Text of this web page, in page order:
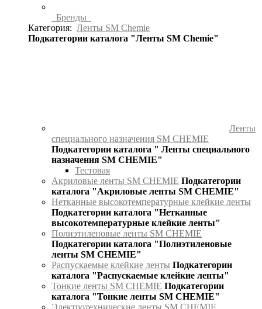
Бренды
Категория: Ленты SM Chemie
Подкатегории каталога "Ленты SM Chemie"
Ленты
специального назначения SM CHEMIE
Подкатегории каталога " Ленты специального
назначения SM CHEMIE"
Тестовая
Акриловые ленты SM CHEMIE Подкатегории
каталога "Акриловые ленты SM CHEMIE"
Нетканные высокотемпературные клейкие ленты
Подкатегории каталога "Нетканные
высокотемпературные клейкие ленты"
Полиэтиленовые ленты SM CHEMIE
Подкатегории каталога "Полиэтиленовые
ленты SM CHEMIE"
Распускаемые клейкие ленты Подкатегории
каталога "Распускаемые клейкие ленты"
Тонкие ленты SM CHEMIE Подкатегории
каталога "Тонкие ленты SM CHEMIE"
Электротехнические ленты SM CHEMIE